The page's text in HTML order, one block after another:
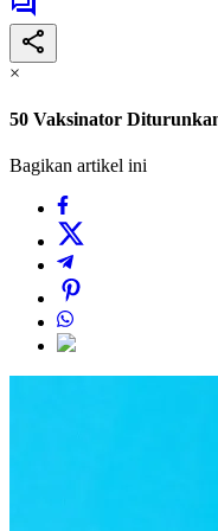
×
50 Vaksinator
Bagikan artikel ini